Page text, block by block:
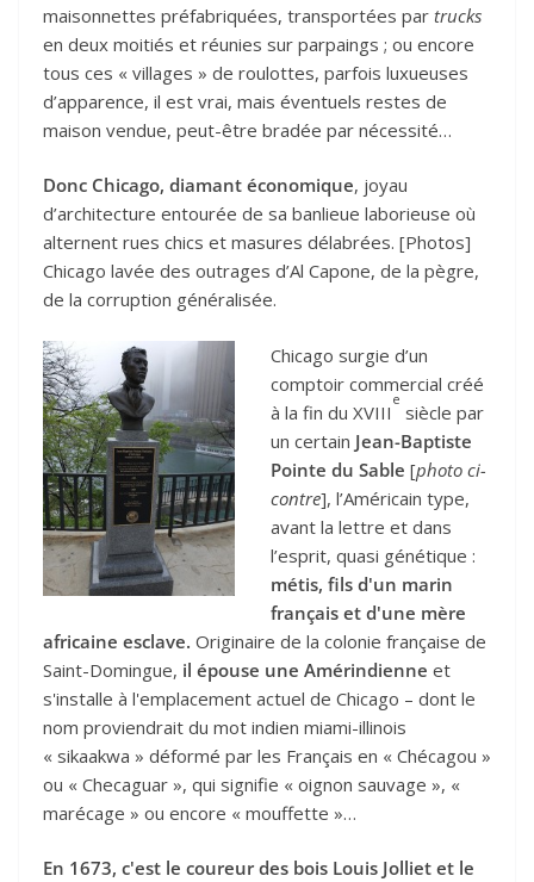
maisonnettes préfabriquées, transportées par trucks
en deux moitiés et réunies sur parpaings ; ou encore
tous ces « villages » de roulottes, parfois luxueuses
d’apparence, il est vrai, mais éventuels restes de
maison vendue, peut-être bradée par nécessité…
Donc Chicago, diamant économique, joyau
d’architecture entourée de sa banlieue laborieuse où
alternent rues chics et masures délabrées. [Photos]
Chicago lavée des outrages d’Al Capone, de la pègre,
de la corruption généralisée.
Chicago surgie d’un
comptoir commercial créé
à la fin du XVIII
e
siècle par
un certain Jean-Baptiste
Pointe du Sable [photo ci-
contre], l’Américain type,
avant la lettre et dans
l’esprit, quasi génétique :
métis, fils d'un marin
français et d'une mère
africaine esclave. Originaire de la colonie française de
Saint-Domingue, il épouse une Amérindienne et
s'installe à l'emplacement actuel de Chicago – dont le
nom proviendrait du mot indien miami-illinois
« sikaakwa » déformé par les Français en « Chécagou »
ou « Checaguar », qui signifie « oignon sauvage », «
marécage » ou encore « mouffette »…
En 1673, c'est le coureur des bois Louis Jolliet et le